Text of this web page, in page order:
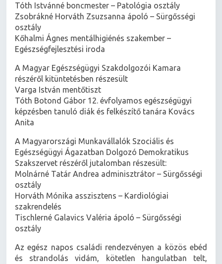
Tóth Istvánné boncmester – Patológia osztály
Zsobrákné Horváth Zsuzsanna ápoló – Sürgősségi
osztály
Kőhalmi Ágnes mentálhigiénés szakember –
Egészségfejlesztési iroda
A Magyar Egészségügyi Szakdolgozói Kamara
részéről kitüntetésben részesült
Varga István mentőtiszt
Tóth Botond Gábor 12. évfolyamos egészségügyi
képzésben tanuló diák és felkészítő tanára Kovács
Anita
A Magyarországi Munkavállalók Szociális és
Egészségügyi Ágazatban Dolgozó Demokratikus
Szakszervet részéről jutalomban részesült:
Molnárné Tatár Andrea adminisztrátor – Sürgősségi
osztály
Horváth Mónika asszisztens – Kardiológiai
szakrendelés
Tischlerné Galavics Valéria ápoló – Sürgősségi
osztály
Az egész napos családi rendezvényen a közös ebéd
és strandolás vidám, kötetlen hangulatban telt,